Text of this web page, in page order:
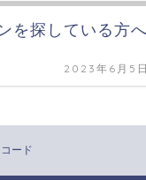
を探している方
2023年6月5
ード